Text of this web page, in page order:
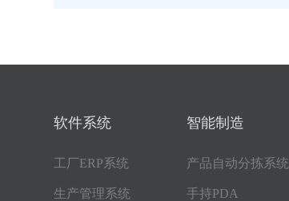
软件系统
工厂ERP系统
生产管理系统
智能制造
产品自动分拣系统
手持PDA